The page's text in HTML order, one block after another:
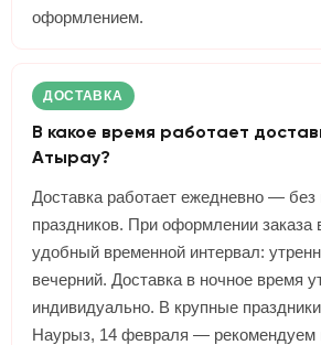
оформлением.
ДОСТАВКА
В какое время работает
Атырау?
Доставка работает ежедневно —
праздников. При оформлении заказа
удобный временной интервал:
вечерний. Доставка в ночное время
индивидуально. В крупные
Наурыз, 14 февраля — рекомендуем